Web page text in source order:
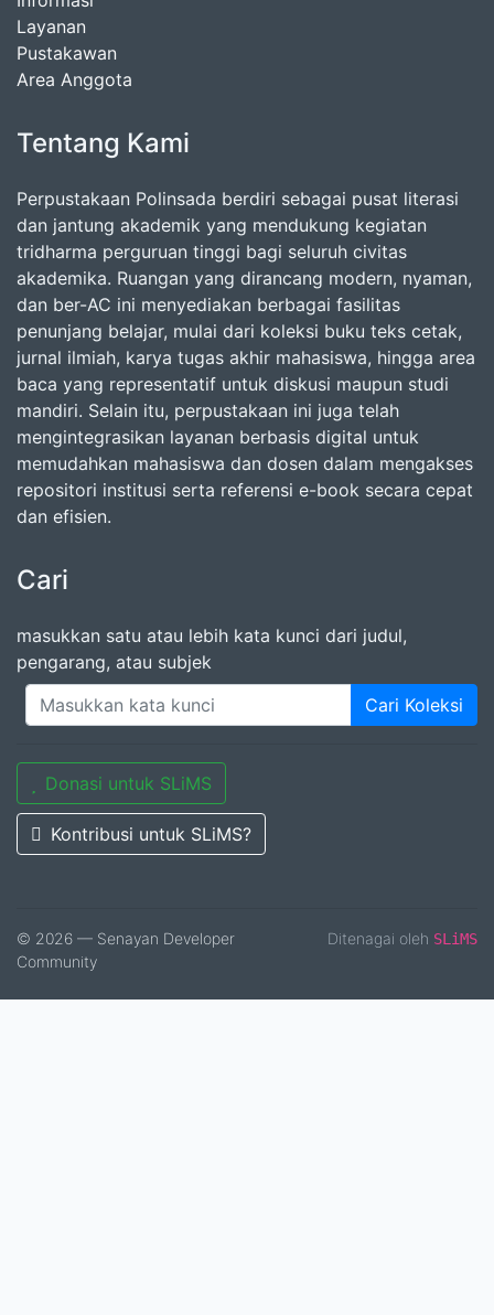
Layanan
Pustakawan
Area Anggota
Tentang Kami
Perpustakaan Polinsada berdiri sebagai pusat literasi
dan jantung akademik yang mendukung kegiatan
tridharma perguruan tinggi bagi seluruh civitas
akademika. Ruangan yang dirancang modern, nyaman,
dan ber-AC ini menyediakan berbagai fasilitas
penunjang belajar, mulai dari koleksi buku teks cetak,
jurnal ilmiah, karya tugas akhir mahasiswa, hingga area
baca yang representatif untuk diskusi maupun studi
mandiri. Selain itu, perpustakaan ini juga telah
mengintegrasikan layanan berbasis digital untuk
memudahkan mahasiswa dan dosen dalam mengakses
repositori institusi serta referensi e-book secara cepat
dan efisien.
Cari
masukkan satu atau lebih kata kunci dari judul,
pengarang, atau subjek
Cari Koleksi
Donasi untuk SLiMS
Kontribusi untuk SLiMS?
© 2026 — Senayan Developer
Community
Ditenagai oleh SLiMS